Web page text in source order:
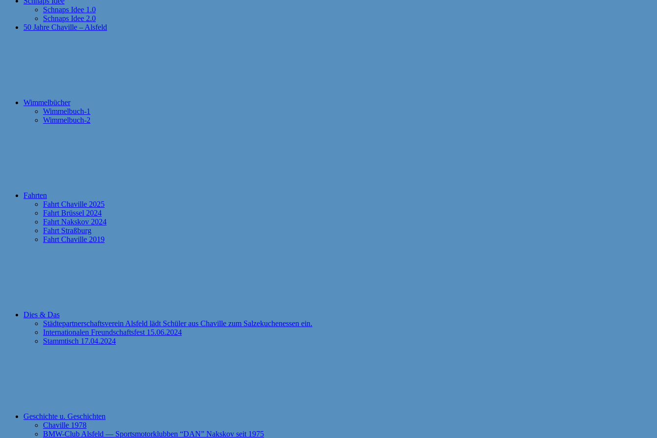
Schnaps Idee 1.0
Schnaps Idee 2.0
50 Jahre Chaville – Alsfeld
Wimmelbücher
Wimmelbuch-1
Wimmelbuch-2
Fahrten
Fahrt Chaville 2025
Fahrt Brüssel 2024
Fahrt Nakskov 2024
Fahrt Straßburg
Fahrt Chaville 2019
Dies & Das
Städtepartnerschaftsverein Alsfeld lädt Schüler aus Chaville zum Salzekuchenessen ein.
Internationalen Freundschaftsfest 15.06.2024
Stammtisch 17.04.2024
Geschichte u. Geschichten
Chaville 1978
BMW-Club Alsfeld — Sportsmotorklubben “DAN” Nakskov seit 1975